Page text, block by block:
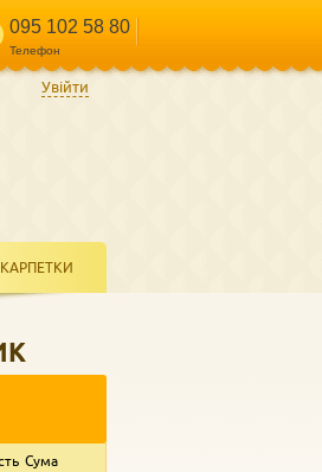
095 102 58 80
Телефон
Увійти
Сума